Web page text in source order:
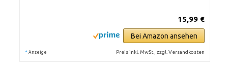
15,99 €
Bei Amazon ansehen
* Anzeige Preis inkl. MwSt., zzgl. Versandkosten